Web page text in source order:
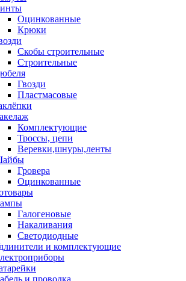
Оцинкованные
Крюки
Скобы строительные
Строительные
Гвозди
Пластмасовые
Комплектующие
Троссы, цепи
Веревки,шнуры,ленты
Гровера
Оцинкованные
Галогеновые
Накаливания
Светодиодные
и комплектующие
и проводка